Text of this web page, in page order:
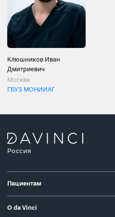
Клюшников Иван
Дмитриевич
Москва
ГБУЗ МОНИИАГ
Россия
Пациентам
О da Vinci